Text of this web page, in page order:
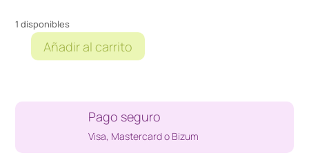
1 disponibles
ARBOL
SIN
cantidad
Añadir al carrito
Pago seguro
Visa, Mastercard o Bizum